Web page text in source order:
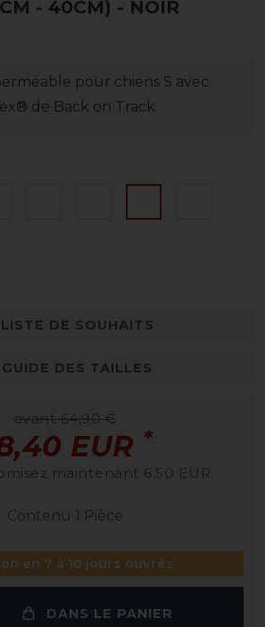
- 40CM) - NOIR
pour chiens S avec
de Back on Track
LISTE DE SOUHAITS
GUIDE DES TAILLES
avant 64,90 €
EUR *
maintenant 6,50 EUR
Contenu 1 Pièce
en 7 à 10 jours ouvrés
DANS LE PANIER